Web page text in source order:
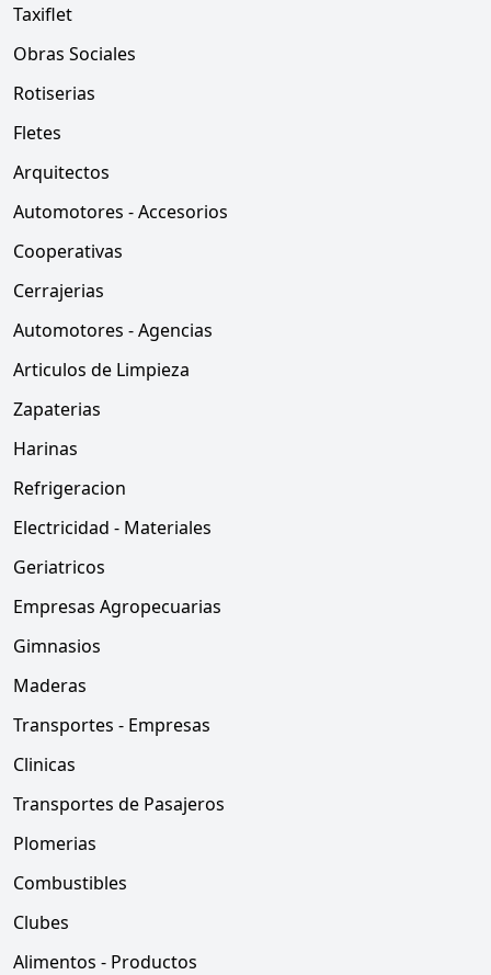
Taxiflet
Obras Sociales
Rotiserias
Fletes
Arquitectos
Automotores - Accesorios
Cooperativas
Cerrajerias
Automotores - Agencias
Articulos de Limpieza
Zapaterias
Harinas
Refrigeracion
Electricidad - Materiales
Geriatricos
Empresas Agropecuarias
Gimnasios
Maderas
Transportes - Empresas
Clinicas
Transportes de Pasajeros
Plomerias
Combustibles
Clubes
Alimentos - Productos